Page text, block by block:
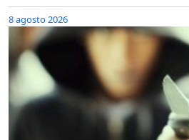
8 agosto 2026